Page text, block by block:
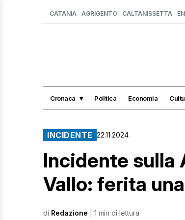
CATANIA AGRIGENTO CALTANISSETTA
Cronaca Politica Economia
INCIDENTE 22.11.2024
Incidente sulla
Vallo: ferita
di Redazione | 1 min di lettura